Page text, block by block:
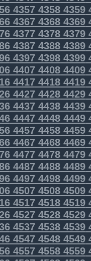
435743584359
436743684369
437743784379
438743884389
439743984399
440744084409
441744184419
442744284429
443744384439
444744484449
445744584459
446744684469
447744784479
448744884489
449744984499
450745084509
451745184519
452745284529
453745384539
454745484549
455745584559